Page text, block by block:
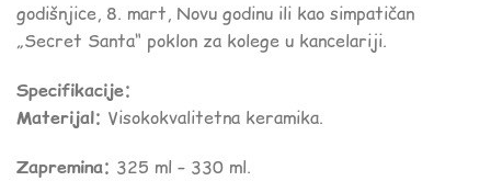
godišnjice, 8. mart, Novu godinu ili kao simpatičan
„Secret Santa“ poklon za kolege u kancelariji.
Specifikacije:
Materijal: Visokokvalitetna keramika.
Zapremina: 325 ml – 330 ml.